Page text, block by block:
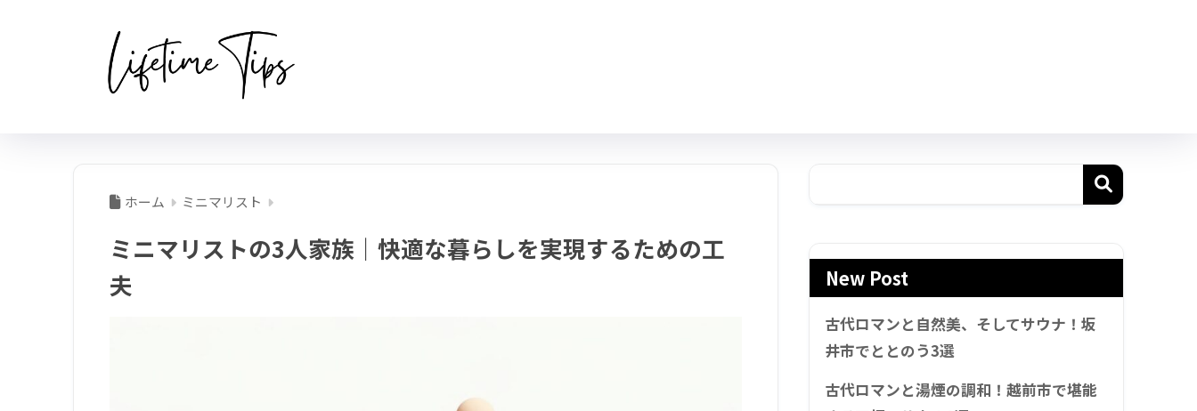
ホーム ミニマリスト
ミニマリストの3人家族｜快適な暮らしを実現するための工
夫
New Post
古代ロマンと自然美、そしてサウナ！坂
井市でととのう3選
古代ロマンと湯煙の調和！越前市で堪能